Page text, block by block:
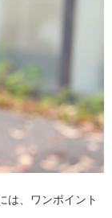
は、ワンポイント